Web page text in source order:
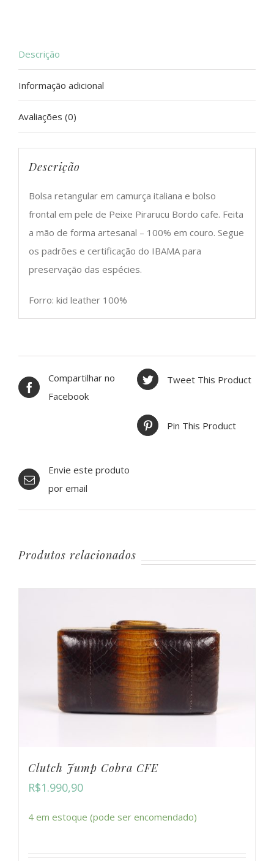
Descrição
Informação adicional
Avaliações (0)
Descrição
Bolsa retangular em camurça italiana e bolso
frontal em pele de Peixe Pirarucu Bordo cafe. Feita
a mão de forma artesanal – 100% em couro. Segue
os padrões e certificação do IBAMA para
preservação das espécies.
Forro: kid leather 100%
Compartilhar no
Facebook
Tweet This Product
Pin This Product
Envie este produto
por email
Produtos relacionados
Clutch Jump Cobra CFE
R$1.990,90
4 em estoque (pode ser encomendado)